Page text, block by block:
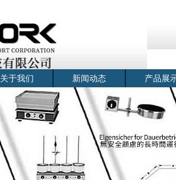
关于我们 新闻动态 产品展